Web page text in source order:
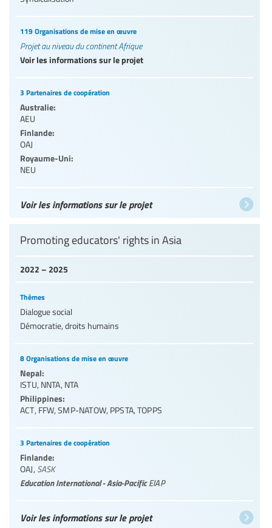
119 Organisations de mise en œuvre
Projet au niveau du continent Afrique
Voir les informations sur le projet
3 Partenaires de coopération
Australie:
AEU
Finlande:
OAJ
Royaume-Uni:
NEU
Voir les informations sur le projet
2022 – 2025
Promoting educators' rights in Asia
Thèmes
Dialogue social
Démocratie, droits humains
8 Organisations de mise en œuvre
Nepal:
ISTU, NNTA, NTA
Philippines:
ACT, FFW,SMP-NATOW, PPSTA,TOPPS
3 Partenaires de coopération
Finlande:
OAJ, SASK
Education International - Asia-PacificEIAP
Voir les informations sur le projet